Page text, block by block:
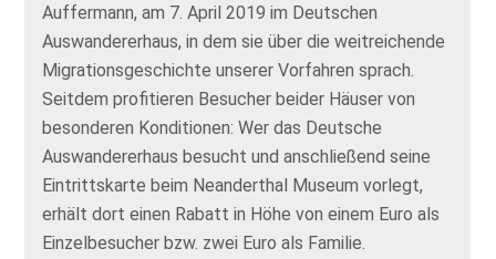
Auffermann, am 7. April 2019 im Deutschen
Auswandererhaus, in dem sie über die weitreichende
Migrationsgeschichte unserer Vorfahren sprach.
Seitdem profitieren Besucher beider Häuser von
besonderen Konditionen: Wer das Deutsche
Auswandererhaus besucht und anschließend seine
Eintrittskarte beim Neanderthal Museum vorlegt,
erhält dort einen Rabatt in Höhe von einem Euro als
Einzelbesucher bzw. zwei Euro als Familie.